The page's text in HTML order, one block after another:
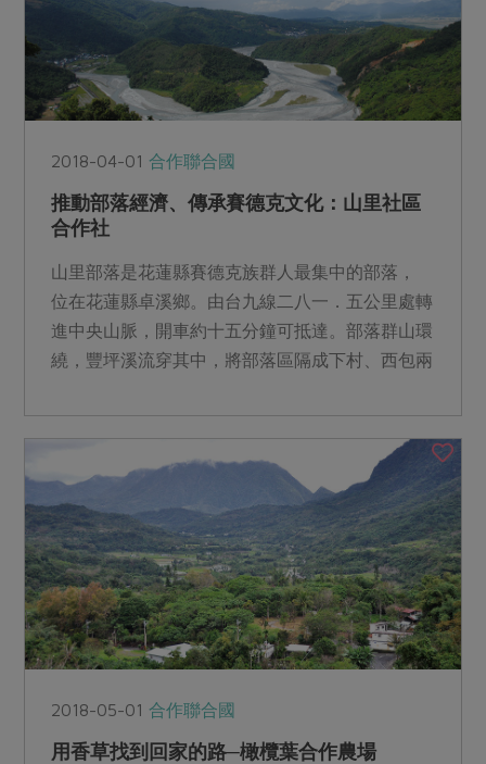
2018-04-01合作聯合國
推動部落經濟、傳承賽德克文化：山里社區
合作社
山里部落是花蓮縣賽德克族群人最集中的部落，
位在花蓮縣卓溪鄉。由台九線二八一．五公里處轉
進中央山脈，開車約十五分鐘可抵達。部落群山環
繞，豐坪溪流穿其中，將部落區隔成下村、西包兩
2018-05-01合作聯合國
用香草找到回家的路─橄欖葉合作農場